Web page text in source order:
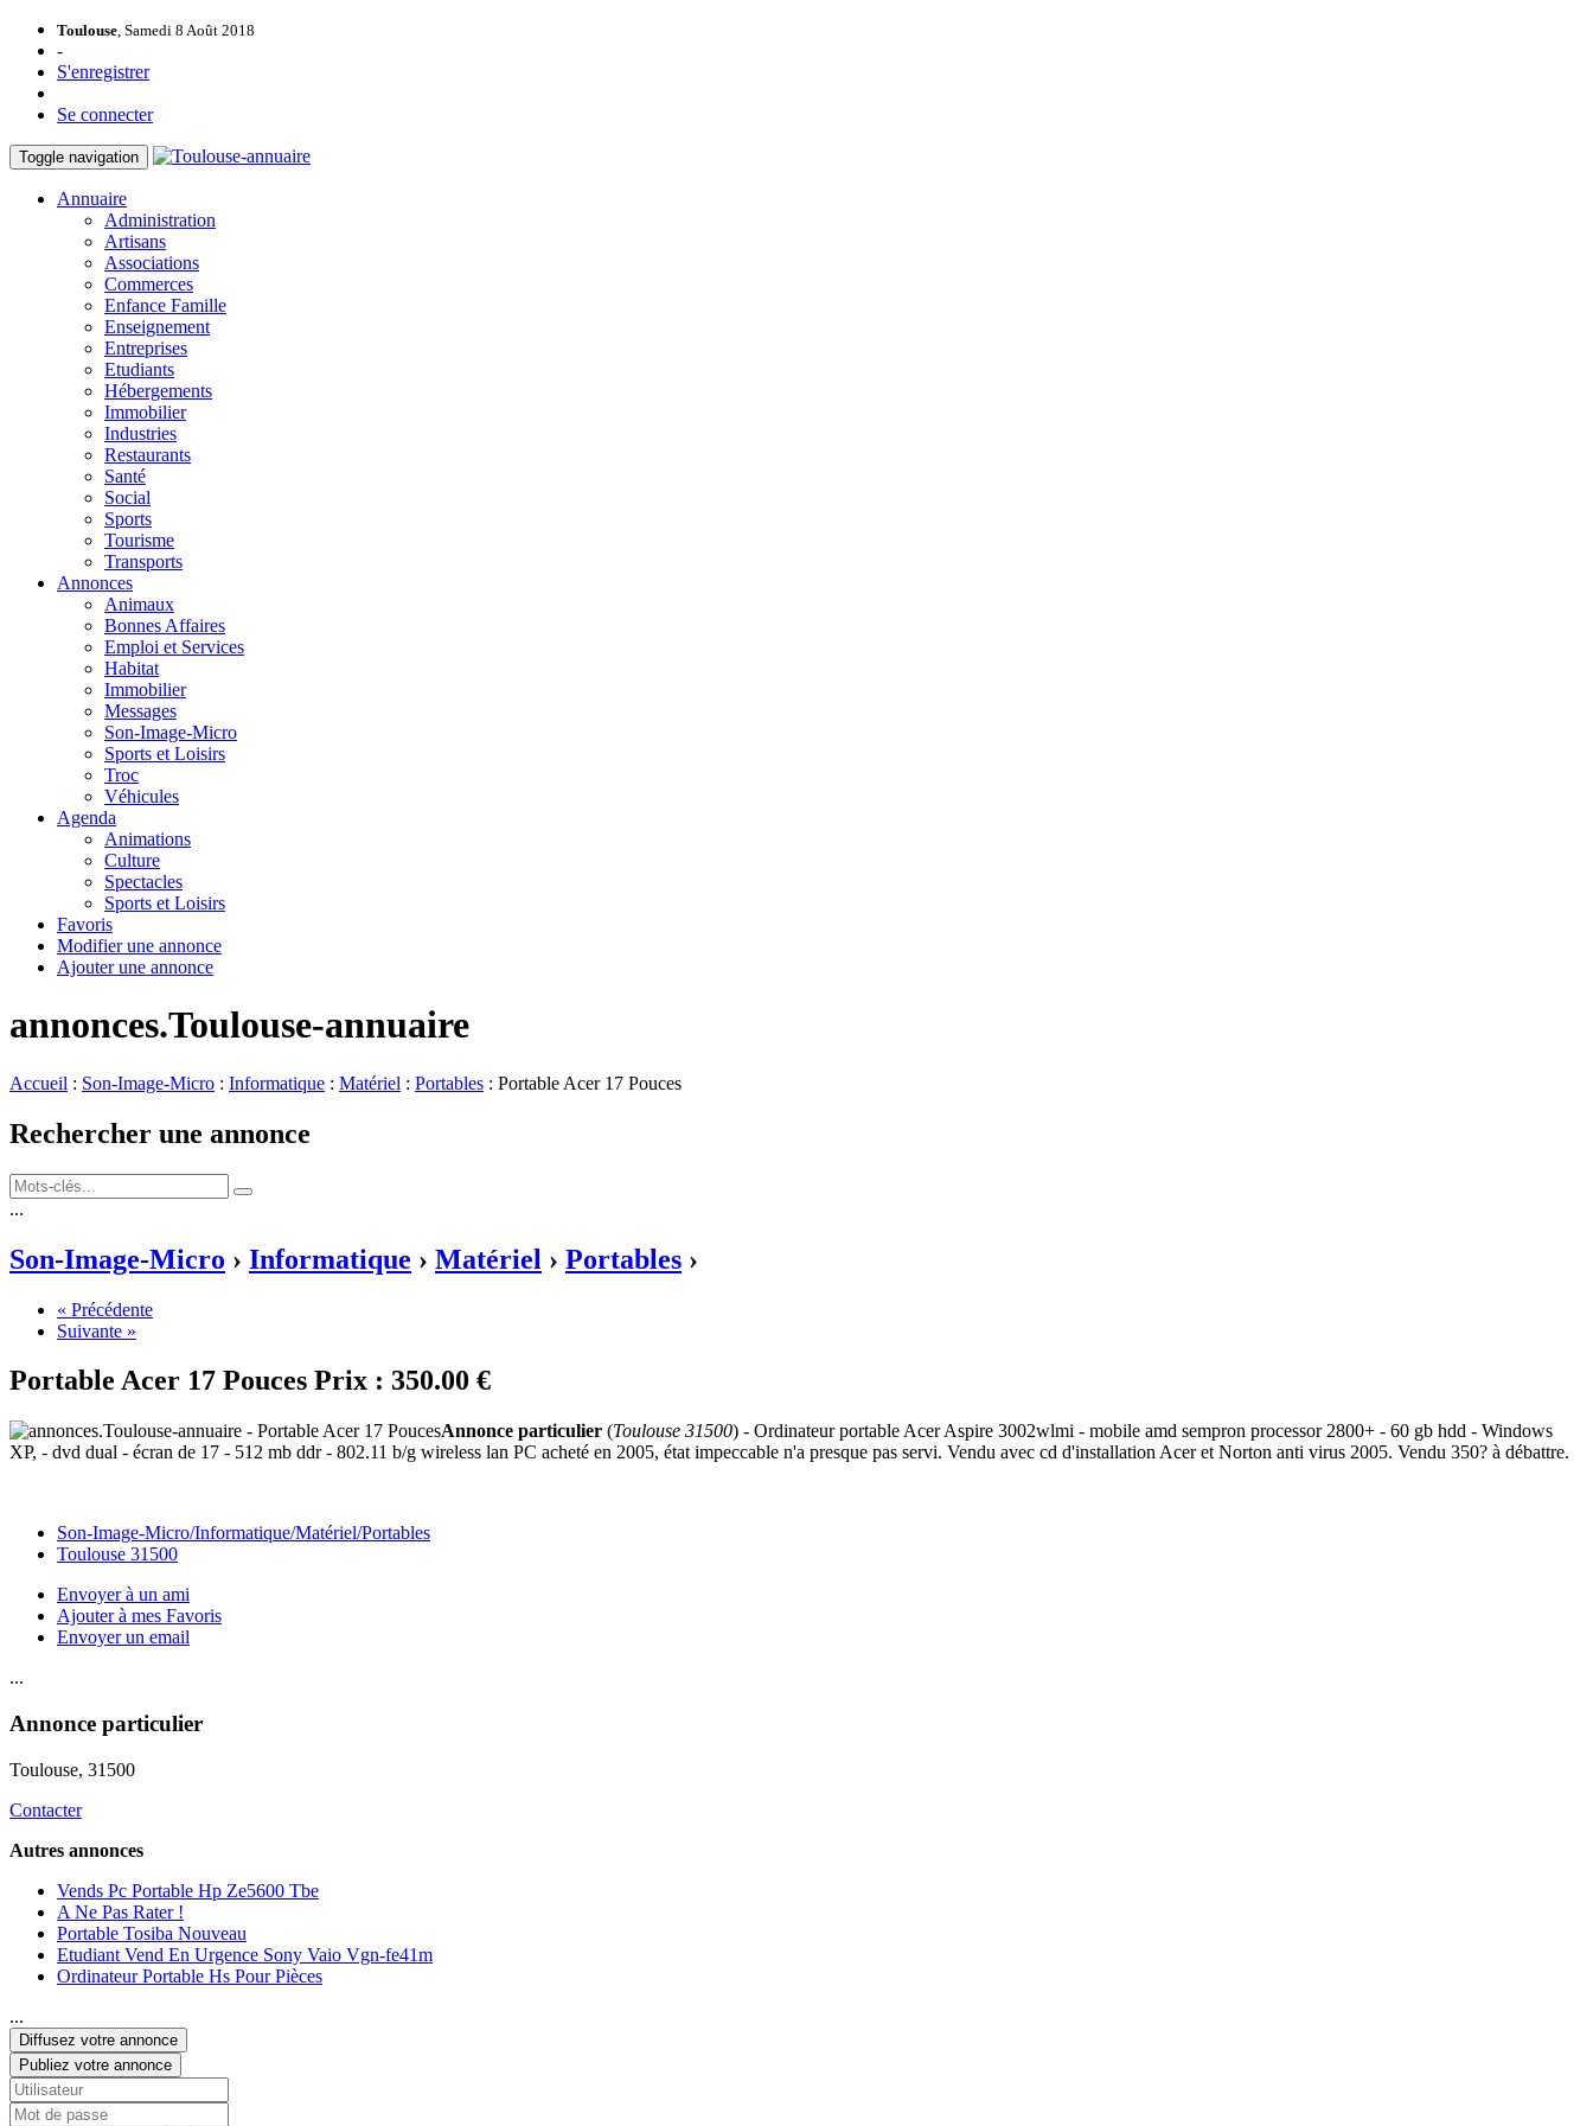
Toulouse, Samedi 8 Août 2018
-
S'enregistrer
Se connecter
Toggle navigation
Annuaire
Administration
Artisans
Associations
Commerces
Enfance Famille
Enseignement
Entreprises
Etudiants
Hébergements
Immobilier
Industries
Restaurants
Santé
Social
Sports
Tourisme
Transports
Annonces
Animaux
Bonnes Affaires
Emploi et Services
Habitat
Immobilier
Messages
Son-Image-Micro
Sports et Loisirs
Troc
Véhicules
Agenda
Animations
Culture
Spectacles
Sports et Loisirs
Favoris
Modifier une annonce
Ajouter une annonce
annonces.Toulouse-annuaire
Accueil : Son-Image-Micro : Informatique : Matériel : Portables : Portable Acer 17 Pouces
Rechercher une annonce
...
Son-Image-Micro › Informatique › Matériel › Portables ›
« Précédente
Suivante »
Portable Acer 17 Pouces Prix : 350.00 €
Annonce particulier (Toulouse 31500) - Ordinateur portable Acer Aspire 3002wlmi - mobile amd sempron processor 2800+ - 60 gb hdd - Windows
XP, - dvd dual - écran de 17 - 512 mb ddr - 802.11 b/g wireless lan PC acheté en 2005, état impeccable n'a presque pas servi. Vendu avec cd d'installation Acer et Norton anti virus 2005. Vendu 350? à débattre.
Son-Image-Micro/Informatique/Matériel/Portables
Toulouse 31500
Envoyer à un ami
Ajouter à mes Favoris
Envoyer un email
...
Annonce particulier
Toulouse, 31500
Contacter
Autres annonces
Vends Pc Portable Hp Ze5600 Tbe
A Ne Pas Rater !
Portable Tosiba Nouveau
Etudiant Vend En Urgence Sony Vaio Vgn-fe41m
Ordinateur Portable Hs Pour Pièces
...
Diffusez votre annonce
Publiez votre annonce